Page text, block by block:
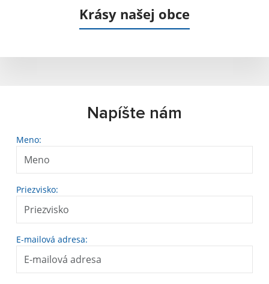
Krásy našej obce
Napíšte nám
Meno:
Priezvisko:
E-mailová adresa: